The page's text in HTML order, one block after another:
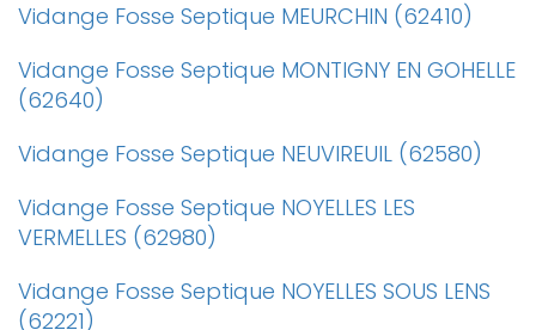
Vidange Fosse Septique MEURCHIN (62410)
Vidange Fosse Septique MONTIGNY EN GOHELLE
(62640)
Vidange Fosse Septique NEUVIREUIL (62580)
Vidange Fosse Septique NOYELLES LES
VERMELLES (62980)
Vidange Fosse Septique NOYELLES SOUS LENS
(62221)